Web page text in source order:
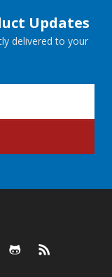
Updates
delivered to your